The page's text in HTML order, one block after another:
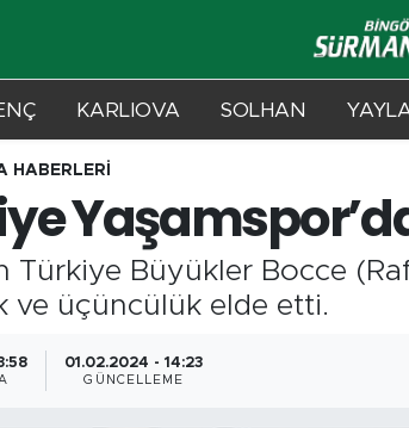
KARLIOVA SOLHAN
HABERLERİ
Türkiye Büyükler Bocce
ve üçüncülük elde etti.
01.02.2024 - 14:23
GÜNCELLEME